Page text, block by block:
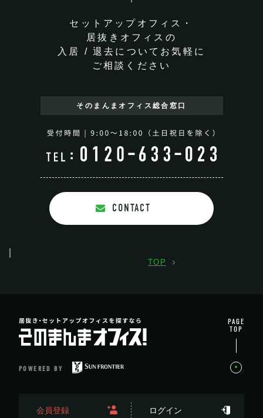
セットアップオフィス・
居抜きオフィスの
入居 / 退去についてお気軽に
ご相談ください
そのまんまオフィス 総合窓口
CONTACT
TOP
POWERED BY
会員登録 ログイン
PAGE
TOP